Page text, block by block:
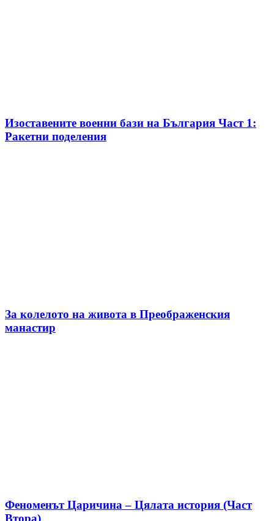
Изоставените военни бази на България Част 1:
Ракетни поделения
За колелото на живота в Преображенския
манастир
Феноменът Царичина – Цялата история (Част